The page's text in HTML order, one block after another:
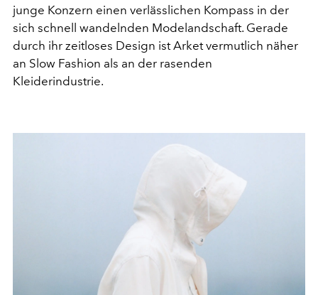
junge Konzern einen verlässlichen Kompass in der
sich schnell wandelnden Modelandschaft. Gerade
durch ihr zeitloses Design ist Arket vermutlich näher
an Slow Fashion als an der rasenden
Kleiderindustrie.